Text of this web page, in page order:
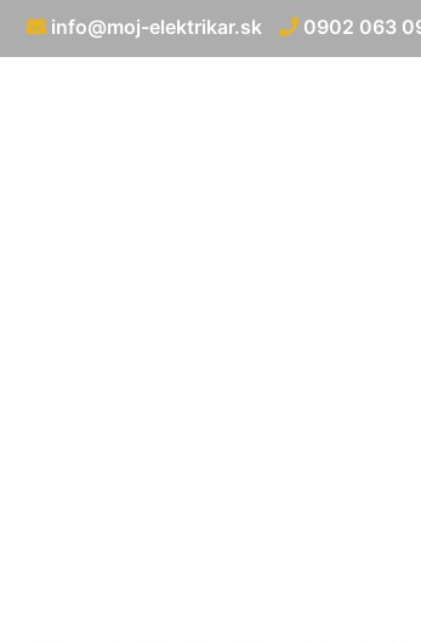
info@moj-elektrikar.sk 0902 063